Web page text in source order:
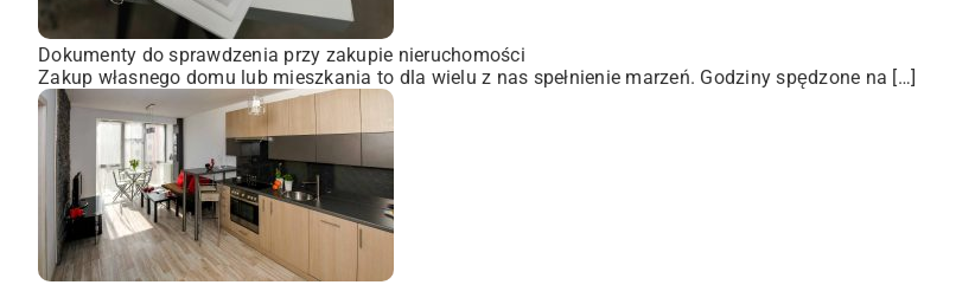
Dokumenty do sprawdzenia przy zakupie nieruchomości
Zakup własnego domu lub mieszkania to dla wielu z nas spełnienie marzeń. Godziny spędzone na […]